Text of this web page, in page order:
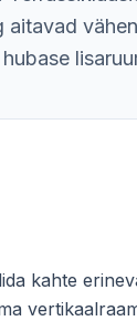
aitavad
kahte